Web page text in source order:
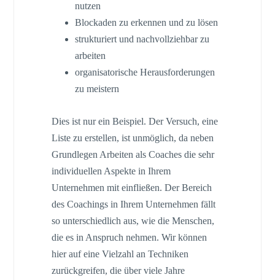
nutzen
Blockaden zu erkennen und zu lösen
strukturiert und nachvollziehbar zu
arbeiten
organisatorische Herausforderungen
zu meistern
Dies ist nur ein Beispiel. Der Versuch, eine
Liste zu erstellen, ist unmöglich, da neben
Grundlegen Arbeiten als Coaches die sehr
individuellen Aspekte in Ihrem
Unternehmen mit einfließen. Der Bereich
des Coachings in Ihrem Unternehmen fällt
so unterschiedlich aus, wie die Menschen,
die es in Anspruch nehmen. Wir können
hier auf eine Vielzahl an Techniken
zurückgreifen, die über viele Jahre